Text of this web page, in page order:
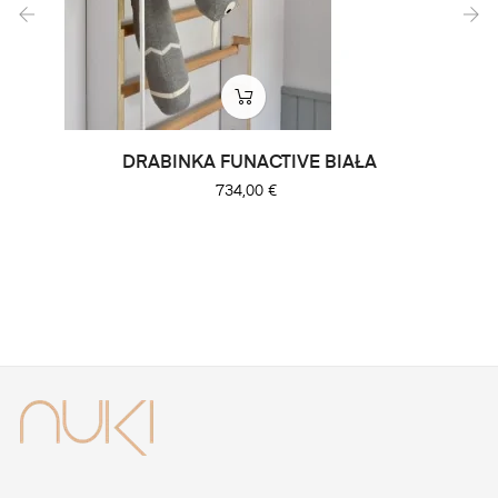
DRABINKA FUNACTIVE BIAŁA
Cena
734,00 €